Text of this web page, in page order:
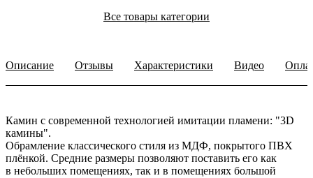
Все товары категории
Описание Отзывы Характеристики Видео
Камин с современной технологией имитации пламени: "3D
камины".
Обрамление классического стиля из МДФ, покрытого ПВХ
плёнкой. Средние размеры позволяют поставить его как
в небольших помещениях, так и в помещениях большой